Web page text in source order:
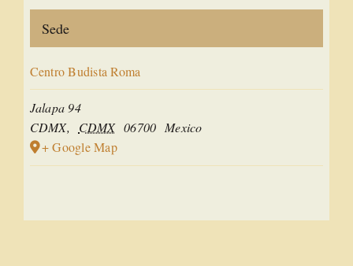
Sede
Centro Budista Roma
Jalapa 94
CDMX, CDMX 06700 Mexico
+ Google Map